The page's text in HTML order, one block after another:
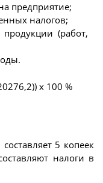
предприятие;
налогов;
(работ,
х 100 %
5 копеек
налоги в